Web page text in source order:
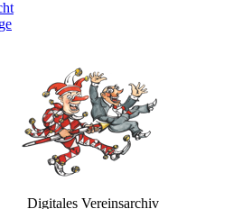
Digitales Vereinsarchiv